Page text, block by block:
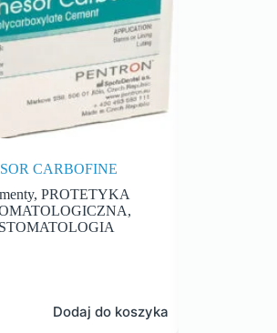
CARBOFINE
, PROTETYKA
,
STOMATOLOGIA
Dodaj do koszyka